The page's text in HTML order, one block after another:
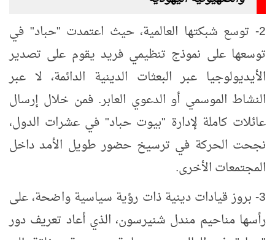
2- توسع شبكتها العالمية، حيث اعتمدت "حباد" في
توسعها على نموذج تنظيمي فريد يقوم على تصدير
الأيديولوجيا عبر البعثات الدينية الدائمة، لا عبر
النشاط الموسمي أو الدعوي العابر. فمن خلال إرسال
عائلات كاملة لإدارة "بيوت حباد" في عشرات الدول،
نجحت الحركة في ترسيخ حضور طويل الأمد داخل
المجتمعات الأخرى.
3- بروز قيادات دينية ذات رؤية سياسية واضحة، على
رأسها مناحيم مندل شنيرسون، الذي أعاد تعريف دور